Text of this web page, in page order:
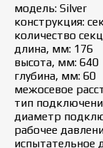
модель: Silver
конструкция:
количество
длина, мм: 176
высота, мм: 640
глубина, мм: 60
межосевое
тип
диаметр
рабочее
испытательное